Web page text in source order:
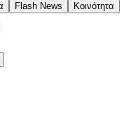
Flash News Κοινότητα